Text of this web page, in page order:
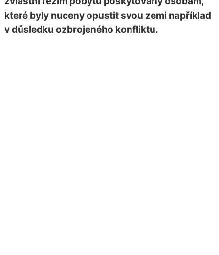
které byly nuceny opustit svou zemi například
v důsledku ozbrojeného konfliktu.